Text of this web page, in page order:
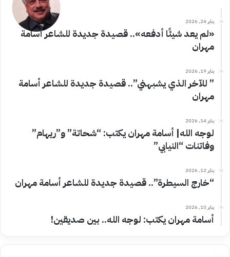
يناير 24, 2026
«لم يعد شيئًا أدفعه».. قصيدة جديدة للشاعر أسامة
مهران
يناير 19, 2026
” للآخر الذي يشبهني”.. قصيدة جديدة للشاعر أسامة
مهران
يناير 14, 2026
لوجه الله| أسامة مهران يكتب: “شحاتة” و”ريهام”
وفاتنات “النيابي”
يناير 12, 2026
“خارج السيطرة”.. قصيدة جديدة للشاعر أسامة مهران
يناير 10, 2026
أسامة مهران يكتب: لوجه الله.. بين صديقين!